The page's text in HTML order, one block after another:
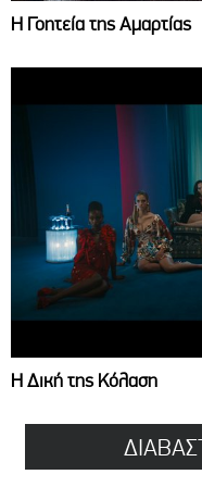
Η Γοητεία της Αμαρτίας
Η Δική της Κόλαση